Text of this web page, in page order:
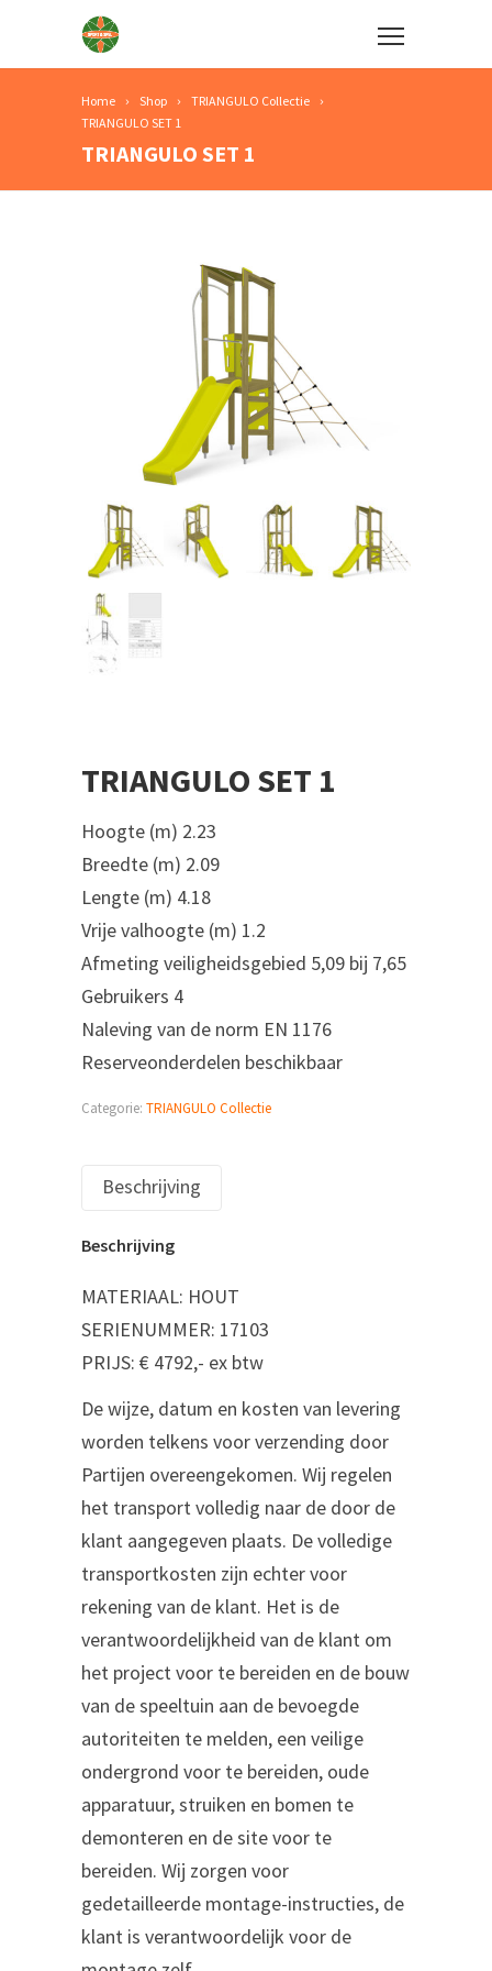
Home Shop
TRIANGULO Collectie
TRIANGULO SET 1
TRIANGULO SET 1
TRIANGULO SET 1
Hoogte (m) 2.23
Breedte (m) 2.09
Lengte (m) 4.18
Vrije valhoogte (m) 1.2
Afmeting veiligheidsgebied 5,09 bij 7,65
Gebruikers 4
Naleving van de norm EN 1176
Reserveonderdelen beschikbaar
Categorie: TRIANGULO Collectie
Beschrijving
Beschrijving
MATERIAAL: HOUT
SERIENUMMER: 17103
PRIJS: € 4792,- ex btw
De wijze, datum en kosten van levering
worden telkens voor verzending door
Partijen overeengekomen. Wij regelen
het transport volledig naar de door de
klant aangegeven plaats. De volledige
transportkosten zijn echter voor
rekening van de klant. Het is de
verantwoordelijkheid van de klant om
het project voor te bereiden en de bouw
van de speeltuin aan de bevoegde
autoriteiten te melden, een veilige
ondergrond voor te bereiden, oude
apparatuur, struiken en bomen te
demonteren en de site voor te
bereiden. Wij zorgen voor
gedetailleerde montage-instructies, de
klant is verantwoordelijk voor de